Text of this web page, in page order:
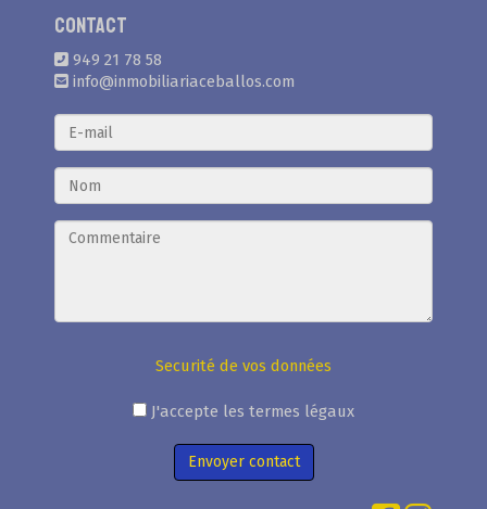
Contact
949 21 78 58
info@inmobiliariaceballos.com
Securité de vos données
J'accepte les termes légaux
Envoyer contact